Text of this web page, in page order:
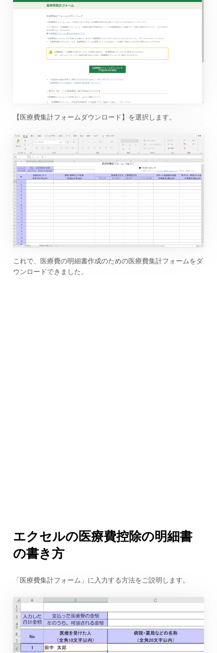
【医療費集計フォームダウンロード】を選択します。
これで、医療費の明細書作成のための医療費集計フォームをダ
ウンロードできました。
エクセルの医療費控除の明細書
の書き方
「医療費集計フォーム」に入力する方法をご説明します。